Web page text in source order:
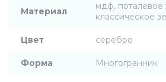
Материал
мдф, поталевое
классическое
Цвет серебро
Форма Многогранник